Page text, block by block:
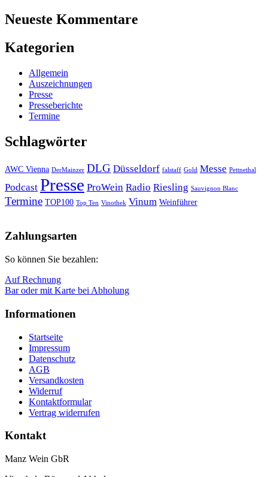
Neueste Kommentare
Kategorien
Allgemein
Auszeichnungen
Presse
Presseberichte
Termine
Schlagwörter
AWC Vienna DerMainzer DLG Düsseldorf falstaff Gold Messe Pettnethal
Podcast Presse ProWein Radio Riesling Sauvignon Blanc
Termine TOP100 Top Ten Vinothek Vinum Weinführer
oben
Zahlungsarten
So können Sie bezahlen:
Auf Rechnung
Bar oder mit Karte bei Abholung
Informationen
Startseite
Impressum
Datenschutz
AGB
Versandkosten
Widerruf
Kontaktformular
Vertrag widerrufen
Kontakt
Manz Wein GbR